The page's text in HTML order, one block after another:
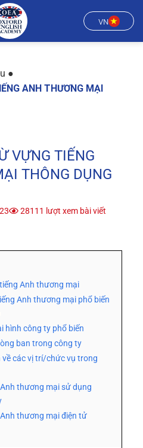
VN
●
ANH THƯƠNG MẠI
VỰNG TIẾNG
THÔNG DỤNG
28111 lượt xem bài viết
Anh thương mại
Anh thương mại phổ biến
hình công ty phổ biến
ban trong công ty
các vị trí/chức vụ trong
thương mại sử dụng
thương mại điện tử